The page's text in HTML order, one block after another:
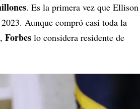
. Es la primera vez que Ellison
Aunque compró casi toda la
Forbes lo considera residente de